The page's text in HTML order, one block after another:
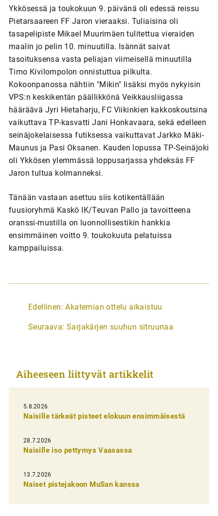
Ykkösessä ja toukokuun 9. päivänä oli edessä reissu
Pietarsaareen FF Jaron vieraaksi. Tuliaisina oli
tasapelipiste Mikael Muurimäen tulitettua vieraiden
maalin jo pelin 10. minuutilla. Isännät saivat
tasoituksensa vasta peliajan viimeisellä minuutilla
Timo Kivilompolon onnistuttua pilkulta.
Kokoonpanossa nähtiin "Mikin" lisäksi myös nykyisin
VPS:n keskikentän päällikkönä Veikkausliigassa
hääräävä Jyri Hietaharju, FC Viikinkien kakkoskoutsina
vaikuttava TP-kasvatti Jani Honkavaara, sekä edelleen
seinäjokelaisessa futiksessa vaikuttavat Jarkko Mäki-
Maunus ja Pasi Oksanen. Kauden lopussa TP-Seinäjoki
oli Ykkösen ylemmässä loppusarjassa yhdeksäs FF
Jaron tultua kolmanneksi.
Tänään vastaan asettuu siis kotikentällään
fuusioryhmä Kaskö IK/Teuvan Pallo ja tavoitteena
oranssi-mustilla on luonnollisestikin hankkia
ensimmäinen voitto 9. toukokuuta pelatuissa
kamppailuissa.
A
t
k
e
l
i
e
n
e
Edellinen: Akatemian ottelu aikaistuu
Seuraava: Sarjakärjen suuhun sitruunaa
Aiheeseen liittyvät artikkelit
5.8.2026
Naisille tärkeät pisteet elokuun ensimmäisestä
28.7.2026
Naisille iso pettymys Vaasassa
13.7.2026
Naiset pistejakoon MuSan kanssa